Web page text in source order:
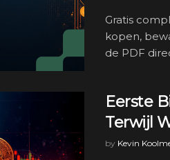
Gratis
kopen,
de PDF
Eerste
Terwijl
by Kevin